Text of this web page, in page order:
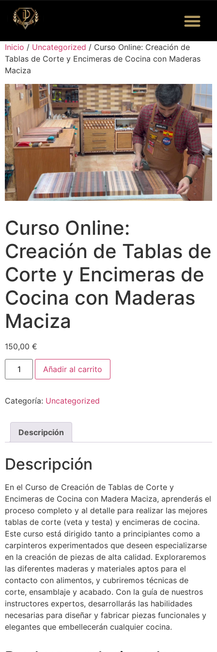
Inicio / Uncategorized / Curso Online: Creación de
Tablas de Corte y Encimeras de Cocina con Maderas
Maciza
Curso Online:
Creación de Tablas de
Corte y Encimeras de
Cocina con Maderas
Maciza
150,00 €
Añadir al carrito
Categoría: Uncategorized
Descripción
Descripción
En el Curso de Creación de Tablas de Corte y
Encimeras de Cocina con Madera Maciza, aprenderás el
proceso completo y al detalle para realizar las mejores
tablas de corte (veta y testa) y encimeras de cocina.
Este curso está dirigido tanto a principiantes como a
carpinteros experimentados que deseen especializarse
en la creación de piezas de alta calidad. Exploraremos
las diferentes maderas y materiales aptos para el
contacto con alimentos, y cubriremos técnicas de
corte, ensamblaje y acabado. Con la guía de nuestros
instructores expertos, desarrollarás las habilidades
necesarias para diseñar y fabricar piezas funcionales y
elegantes que embellecerán cualquier cocina.